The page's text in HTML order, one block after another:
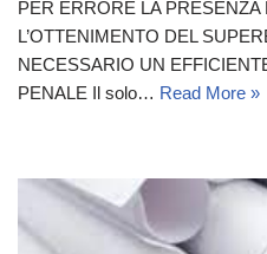
PER ERRORE LA
L’OTTENIMENTO DEL
NECESSARIO UN
PENALE Il solo… Read More »